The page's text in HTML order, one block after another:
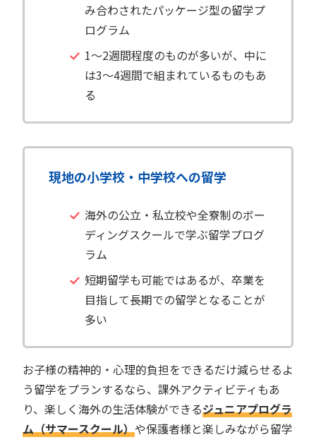
み合わされたパッケージ型の留学プ
ログラム
1〜2週間程度のものが多いが、中に
は3〜4週間で組まれているものもあ
る
現地の小学校・中学校への留学
海外の公立・私立校や全寮制のボー
ディングスクールで学ぶ留学プログ
ラム
短期留学も可能ではあるが、卒業を
目指して長期での留学となることが
多い
お子様の精神的・心理的負担をできるだけ減らせるよ
う留学をプランするなら、課外アクティビティもあ
り、楽しく海外の生活体験ができるジュニアプログラ
ム（サマースクール）や保護者様と楽しみながら留学